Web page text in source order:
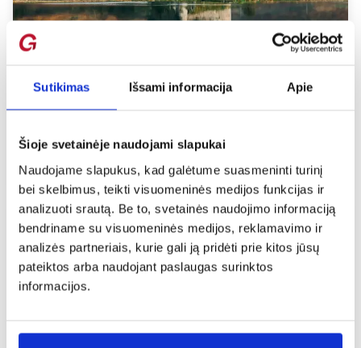
Sutikimas Išsami informacija Apie
Šioje svetainėje naudojami slapukai
Naudojame slapukus, kad galėtume suasmeninti turinį
bei skelbimus, teikti visuomeninės medijos funkcijas ir
analizuoti srautą. Be to, svetainės naudojimo informaciją
bendriname su visuomeninės medijos, reklamavimo ir
analizės partneriais, kurie gali ją pridėti prie kitos jūsų
pateiktos arba naudojant paslaugas surinktos
informacijos.
Kas išdygsta prie Jūsų akis, kai išgirstate žodį „Škotija“?
Kiltais apsirengę ir dūdmaišius pūčiantys škotai?
Pabaisa Nesė iš Loch Neso ežero? Senovinės pilys
apsamanojusių kalnų fone? Ar taurusis viskio gėrimas?
Tai ir dar daugiau Jūsų laukia atkeliavus į Škotiją –
įspūdingą savo kraštovaizdžiu, kultūra ir architektūra.
Kelionė į Škotiją į Jūsų gyvenimą atneš naujų potyrių ir
spalvų!